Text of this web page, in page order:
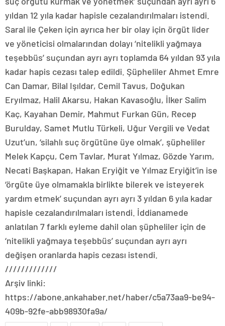
yıldan 12 yıla kadar hapisle cezalandırılmaları istendi.
Saral ile Çeken için ayrıca her bir olay için örgüt lider
ve yöneticisi olmalarından dolayı ‘nitelikli yağmaya
teşebbüs’ suçundan ayrı ayrı toplamda 64 yıldan 93 yıla
kadar hapis cezası talep edildi. Şüpheliler Ahmet Emre
Can Damar, Bilal Işıldar, Cemil Tavus, Doğukan
Eryılmaz, Halil Akarsu, Hakan Kavasoğlu, İlker Salim
Kaç, Kayahan Demir, Mahmut Furkan Gün, Recep
Burulday, Samet Mutlu Türkeli, Uğur Vergili ve Vedat
Uzut’un, ‘silahlı suç örgütüne üye olmak’, şüpheliler
Melek Kapçu, Cem Tavlar, Murat Yılmaz, Gözde Yarım,
Necati Başkapan, Hakan Eryiğit ve Yılmaz Eryiğit’in ise
‘örgüte üye olmamakla birlikte bilerek ve isteyerek
yardım etmek’ suçundan ayrı ayrı 3 yıldan 6 yıla kadar
hapisle cezalandırılmaları istendi. İddianamede
anlatılan 7 farklı eyleme dahil olan şüpheliler için de
‘nitelikli yağmaya teşebbüs’ suçundan ayrı ayrı
değişen oranlarda hapis cezası istendi.
/////////////
Arşiv linki:
https://abone.ankahaber.net/haber/c5a73aa9-be94-
409b-92fe-abb98930fa9a/